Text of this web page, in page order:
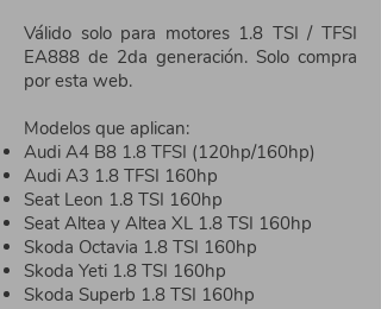
Válido solo para motores 1.8 TSI / TFSI
EA888 de 2da generación. Solo compra
por esta web.
Modelos que aplican:
Audi A4 B8 1.8 TFSI (120hp/160hp)
Audi A3 1.8 TFSI 160hp
Seat Leon 1.8 TSI 160hp
Seat Altea y Altea XL 1.8 TSI 160hp
Skoda Octavia 1.8 TSI 160hp
Skoda Yeti 1.8 TSI 160hp
Skoda Superb 1.8 TSI 160hp